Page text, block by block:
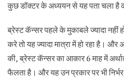
कुछ डॉक्टर के अध्ययन से यह पता चला है
ब्रेस्ट कॅन्सर पहले के मुकाबले ज्यादा नहीं
करे तो यह ज्यादा मात्रा में हो रहा है।
की, ब्रेस्ट कॅन्सर का आकार 6 माह में
फैलता है। और यह उन प्रकार पर भी